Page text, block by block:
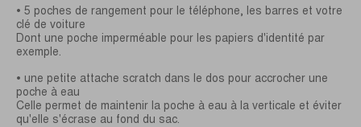
• 5 poches de rangement pour le téléphone, les barres et votre
clé de voiture
Dont une poche imperméable pour les papiers d'identité par
exemple.
• une petite attache scratch dans le dos pour accrocher une
poche à eau
Celle permet de maintenir la poche à eau à la verticale et éviter
qu'elle s'écrase au fond du sac.